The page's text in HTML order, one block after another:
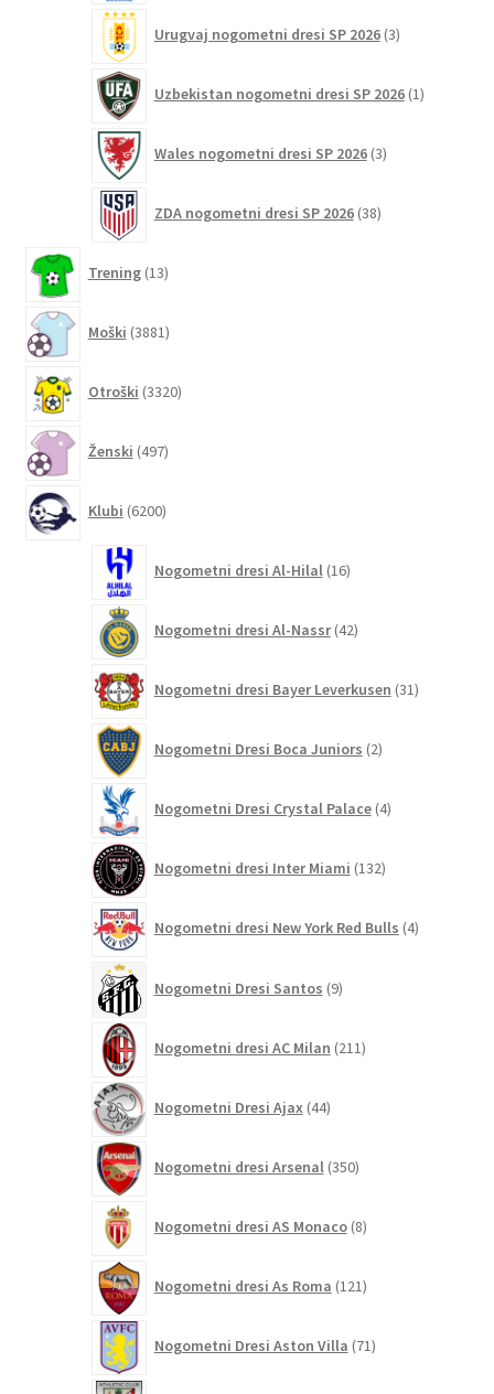
Urugvaj nogometni dresi SP 2026 3izdelki
Uzbekistan nogometni dresi SP 2026 1izdelek
Wales nogometni dresi SP 2026 3izdelki
ZDA nogometni dresi SP 2026 38izdelkov
Trening 13izdelkov
Moški 3881izdelkov
Otroški 3320izdelkov
Ženski 497izdelkov
Klubi 6200izdelkov
Nogometni dresi Al-Hilal 16izdelkov
Nogometni dresi Al-Nassr 42izdelkov
Nogometni dresi Bayer Leverkusen 31izdelkov
Nogometni Dresi Boca Juniors 2izdelka
Nogometni Dresi Crystal Palace 4izdelki
Nogometni dresi Inter Miami 132izdelkov
Nogometni dresi New York Red Bulls 4izdelki
Nogometni Dresi Santos 9izdelkov
Nogometni dresi AC Milan 211izdelkov
Nogometni Dresi Ajax 44izdelkov
Nogometni dresi Arsenal 350izdelkov
Nogometni dresi AS Monaco 8izdelkov
Nogometni dresi As Roma 121izdelkov
Nogometni Dresi Aston Villa 71izdelkov